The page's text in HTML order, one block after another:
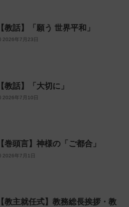
【教話】「願う 世界平和」
2026年7月23日
【教話】「大切に」
2026年7月10日
【巻頭言】神様の「ご都合」
2026年7月1日
【教主就任式】教務総長挨拶・教